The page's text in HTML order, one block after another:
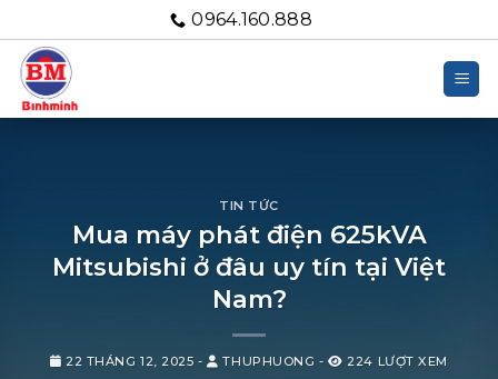
qua
nội
dung
0964.160.888
TIN TỨC
Mua máy phát điện 625kVA
Mitsubishi ở đâu uy tín tại Việt
Nam?
22 THÁNG 12, 2025 - THUPHUONG - 224 LƯỢT XEM